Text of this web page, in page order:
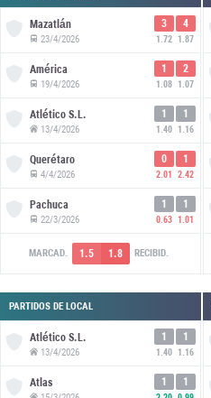
Mazatlán
23/4/2026
3
1.72
4
1.87
América
19/4/2026
1
1.08
2
1.07
Atlético S.L.
13/4/2026
1
1.40
1
1.16
Querétaro
4/4/2026
0
2.01
1
2.42
Pachuca
22/3/2026
1
0.63
1
1.01
MARCAD. 1.5 1.8 RECIBID.
PARTIDOS DE LOCAL
Atlético S.L.
13/4/2026
1
1.40
1
1.16
Atlas 1 1